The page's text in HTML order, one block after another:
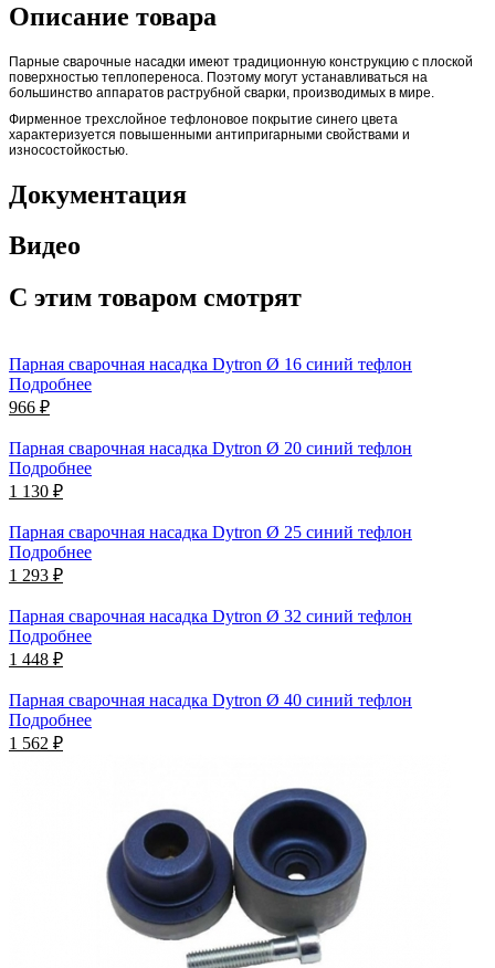
Описание товара
Парные сварочные насадки имеют традиционную конструкцию с плоской
поверхностью теплопереноса. Поэтому могут устанавливаться на
большинство аппаратов раструбной сварки, производимых в мире.
Фирменное трехслойное тефлоновое покрытие синего цвета
характеризуется повышенными антипригарными свойствами и
износостойкостью.
Документация
Видео
С этим товаром смотрят
Парная сварочная насадка Dytron Ø 16 синий тефлон
Подробнее
966 ₽
Парная сварочная насадка Dytron Ø 20 синий тефлон
Подробнее
1 130 ₽
Парная сварочная насадка Dytron Ø 25 синий тефлон
Подробнее
1 293 ₽
Парная сварочная насадка Dytron Ø 32 синий тефлон
Подробнее
1 448 ₽
Парная сварочная насадка Dytron Ø 40 синий тефлон
Подробнее
1 562 ₽